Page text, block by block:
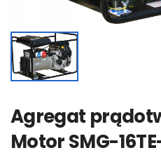
Agregat
Motor SMG-